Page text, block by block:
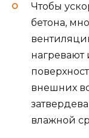
Чтобы
бетона,
нагревают
внешних
влажной